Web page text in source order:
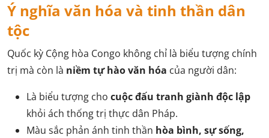
Ý nghĩa văn hóa và tinh thần dân
tộc
Quốc kỳ Cộng hòa Congo không chỉ là biểu tượng chính
trị mà còn là niềm tự hào văn hóa của người dân:
Là biểu tượng cho cuộc đấu tranh giành độc lập
khỏi ách thống trị thực dân Pháp.
Màu sắc phản ánh tinh thần hòa bình, sự sống,